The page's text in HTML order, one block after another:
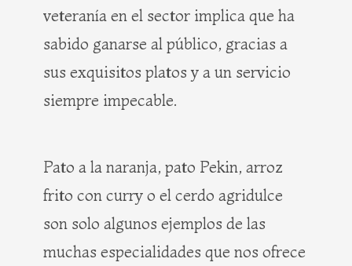
veteranía en el sector implica que ha
sabido ganarse al público, gracias a
sus exquisitos platos y a un servicio
siempre impecable.
Pato a la naranja, pato Pekin, arroz
frito con curry o el cerdo agridulce
son solo algunos ejemplos de las
muchas especialidades que nos ofrece